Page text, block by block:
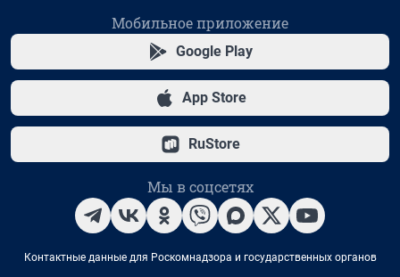
Мобильное приложение
Google Play
App Store
RuStore
Мы в соцсетях
Контактные данные для Роскомнадзора и государственных органов